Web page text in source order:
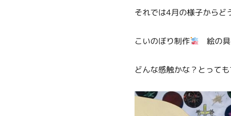
それでは4月の様子からど
こいのぼり制作 絵の具
どんな感触かな？とって